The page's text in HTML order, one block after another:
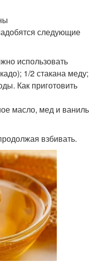
следующие
использовать
1/2 стакана меду;
Как приготовить
масло, мед и ваниль
взбивать.